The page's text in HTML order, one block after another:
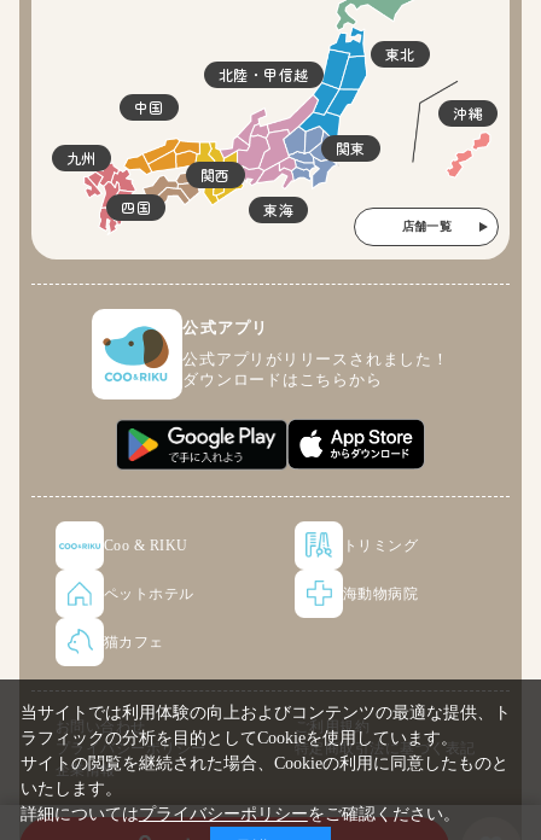
東北
関東
北陸・甲信越
東海
関西
四国
中国
九州
沖縄
店舗一覧
公式アプリ
公式アプリがリリースされました！
ダウンロードはこちらから
Coo & RIKU トリミング
ペットホテル 海動物病院
猫カフェ
お問い合わせ
ご利用規約
プライバシーポリシー
特定商取引法に基づく表記
企業情報
© COO PREMIUM ONLINE
当サイトでは利用体験の向上およびコンテンツの最適な提供、ト
ラフィックの分析を目的としてCookieを使用しています。
サイトの閲覧を継続された場合、Cookieの利用に同意したものと
いたします。
詳細についてはプライバシーポリシーをご確認ください。